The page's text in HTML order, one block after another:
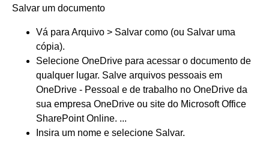
Salvar um documento
Vá para Arquivo > Salvar como (ou Salvar uma
cópia).
Selecione OneDrive para acessar o documento de
qualquer lugar. Salve arquivos pessoais em
OneDrive - Pessoal e de trabalho no OneDrive da
sua empresa OneDrive ou site do Microsoft Office
SharePoint Online. ...
Insira um nome e selecione Salvar.